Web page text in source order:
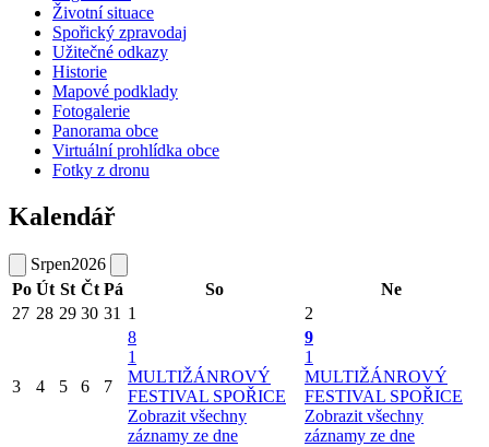
Životní situace
Spořický zpravodaj
Užitečné odkazy
Historie
Mapové podklady
Fotogalerie
Panorama obce
Virtuální prohlídka obce
Fotky z dronu
Kalendář
Srpen2026
Po Út St Čt Pá So
Ne
27 28 29 30 31 1 2
3 4 5 6 7
8
1
MULTIŽÁNROVÝ
FESTIVAL SPOŘICE
Zobrazit všechny
záznamy ze dne
9
1
MULTIŽÁNROVÝ
FESTIVAL SPOŘICE
Zobrazit všechny
záznamy ze dne